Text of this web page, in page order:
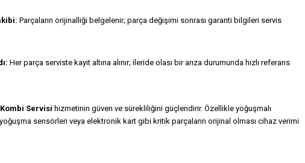
Parçaların orijinalliği belgelenir; parça değişimi sonrası garanti bilgileri servis
Her parça serviste kayıt altına alınır; ileride olası bir arıza durumunda hızlı referans
Servisi hizmetinin güven ve sürekliliğini güçlendirir. Özellikle yoğuşmalı
sensörleri veya elektronik kart gibi kritik parçaların orijinal olması cihaz verimi